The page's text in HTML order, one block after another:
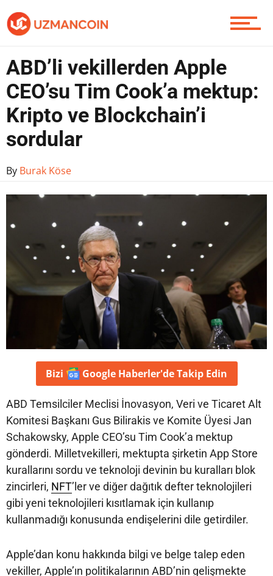
Yazarlardan
Piyasa
Soru Sor
Contact / İletişim
ABD’li vekillerden Apple
CEO’su Tim Cook’a mektup:
Kripto ve Blockchain’i
sordular
By Burak Köse
Bizi Google Haberler'deTakip Edin
ABD Temsilciler Meclisi İnovasyon, Veri ve Ticaret Alt
Komitesi Başkanı Gus Bilirakis ve Komite Üyesi Jan
Schakowsky, Apple CEO’su Tim Cook’a mektup
gönderdi. Milletvekilleri, mektupta şirketin App Store
kurallarını sordu ve teknoloji devinin bu kuralları blok
zincirleri, NFT’ler ve diğer dağıtık defter teknolojileri
gibi yeni teknolojileri kısıtlamak için kullanıp
kullanmadığı konusunda endişelerini dile getirdiler.
Apple’dan konu hakkında bilgi ve belge talep eden
vekiller, Apple’ın politikalarının ABD’nin gelişmekte